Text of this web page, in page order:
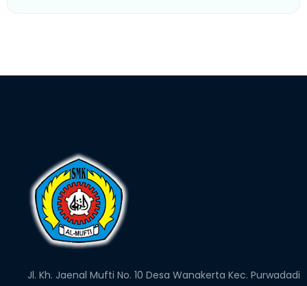
Jl. Kh. Jaenal Mufti No. 10 Desa Wanakerta Kec. Purwadadi